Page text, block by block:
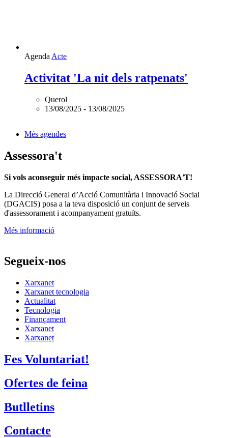
Agenda Acte
Activitat 'La nit dels ratpenats'
Querol
13/08/2025 - 13/08/2025
Més agendes
Assessora't
Si vols aconseguir més impacte social, ASSESSORA'T!
La Direcció General d’Acció Comunitària i Innovació Social
(DGACIS) posa a la teva disposició un conjunt de serveis
d'assessorament i acompanyament gratuïts.
Més informació
Segueix-nos
Xarxanet
Xarxanet tecnologia
Actualitat
Tecnologia
Finançament
Xarxanet
Xarxanet
Fes Voluntariat!
Ofertes de feina
Butlletins
Contacte